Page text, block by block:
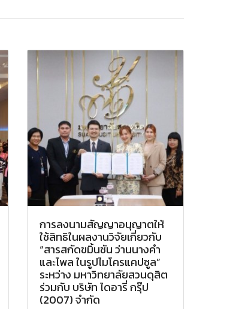
การลงนามสัญญาอนุญาตให้
ใช้สิทธิในผลงานวิจัยเกี่ยวกับ
“สารสกัดขมิ้นชัน ว่านนางคำ
และไพล ในรูปไมโครแคปซูล”
ระหว่าง มหาวิทยาลัยสวนดุสิต
ร่วมกับ บริษัท ไดอารี่ กรุ๊ป
(2007) จำกัด